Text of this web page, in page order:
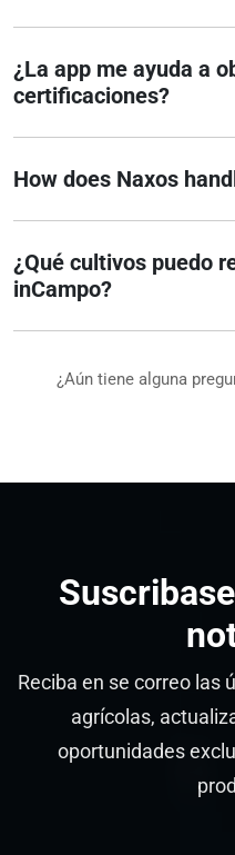
¿La app me ayuda a
certificaciones?
How does Naxos
¿Qué cultivos puedo
inCampo?
¿Aún tiene alguna
Reciba en se correo las
agrícolas,
oportunidades